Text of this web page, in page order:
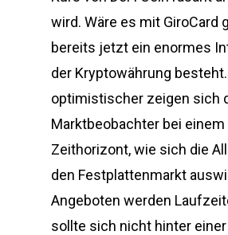
wird. Wäre es mit GiroCard
bereits jetzt ein enormes
der Kryptowährung
optimistischer zeigen sich
Marktbeobachter bei einem
Zeithorizont, wie sich die
den Festplattenmarkt
Angeboten werden
sollte sich nicht hinter